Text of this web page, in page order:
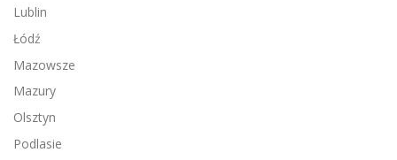
Lublin
Łódź
Mazowsze
Mazury
Olsztyn
Podlasie